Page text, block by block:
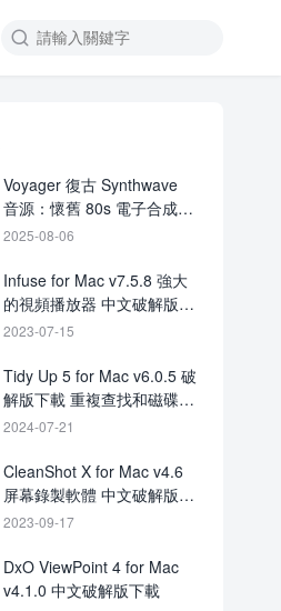

Voyager 復古 Synthwave
音源：懷舊 80s 電子合成器
＋鼓組 MIDI 素材包
2025-08-06
Infuse for Mac v7.5.8 強大
的視頻播放器 中文破解版下
載
2023-07-15
Tidy Up 5 for Mac v6.0.5 破
解版下載 重複查找和磁碟整
理工具
2024-07-21
CleanShot X for Mac v4.6
屏幕錄製軟體 中文破解版下
載
2023-09-17
DxO ViewPoint 4 for Mac
v4.1.0 中文破解版下載